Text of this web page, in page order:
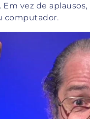
Em vez de
computador.